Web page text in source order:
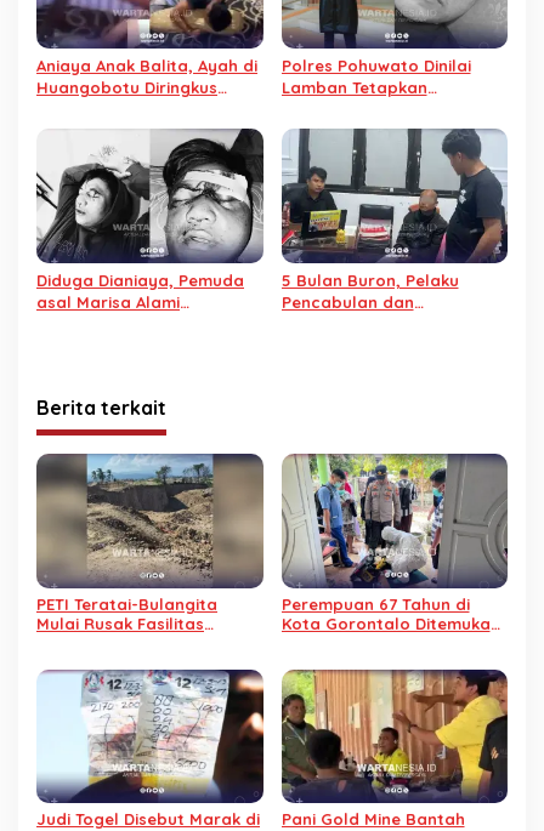
Aniaya Anak Balita, Ayah di
Huangobotu Diringkus
Polres Pohuwato Dinilai
Lamban Tetapkan
Penganiayaan Rezaldi
Putra Latif
Diduga Dianiaya, Pemuda
asal Marisa Alami
5 Bulan Buron, Pelaku
Pencabulan dan
Berita terkait
PETI Teratai-Bulangita
Mulai Rusak Fasilitas
Perempuan 67 Tahun di
Kota Gorontalo Ditemukan
Judi Togel Disebut Marak di
Pani Gold Mine Bantah